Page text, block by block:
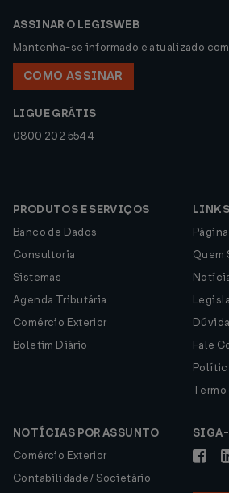
ASSINAR O LEGISWEB
Mantenha-se informado e atualizado
COMO ASSINAR
LIGUE GRÁTIS
0800 202 5544
PRODUTOS E SERVIÇOS
Banco de Dados
Consultoria
Sistemas
Agenda Tributária
Comércio Exterior
Boletim Diário
Quem
Fale
Termo
NOTÍCIAS POR ASSUNTO
Comércio Exterior
Contabilidade / Societário